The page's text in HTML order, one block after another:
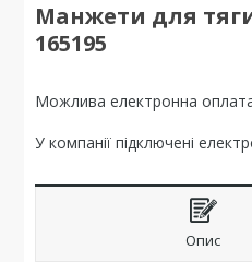
Манжети для
165195
У компанії підключені
Опис